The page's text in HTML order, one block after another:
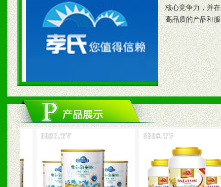
核心竞争力，并
高品质的产品和